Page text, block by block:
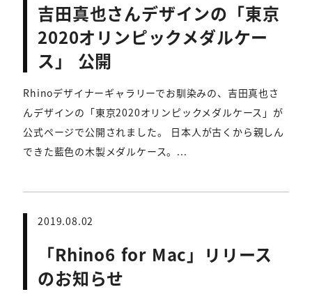
吉田真也さんデザインの「東京
2020オリンピックメダルケー
ス」 公開
Rhinoデザイナーギャラリーでお馴染みの、吉田真也さ
んデザインの「東京2020オリンピックメダルケース」が
公式ページで公開されました。 日本人が古くから親しん
できた藍色の木製メダルケース。...
2019.08.02
「Rhino6 for Mac」リリース
のお知らせ